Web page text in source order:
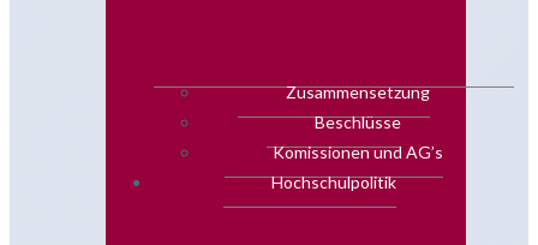
Zusammensetzung
Beschlüsse
Komissionen und AG’s
Hochschulpolitik